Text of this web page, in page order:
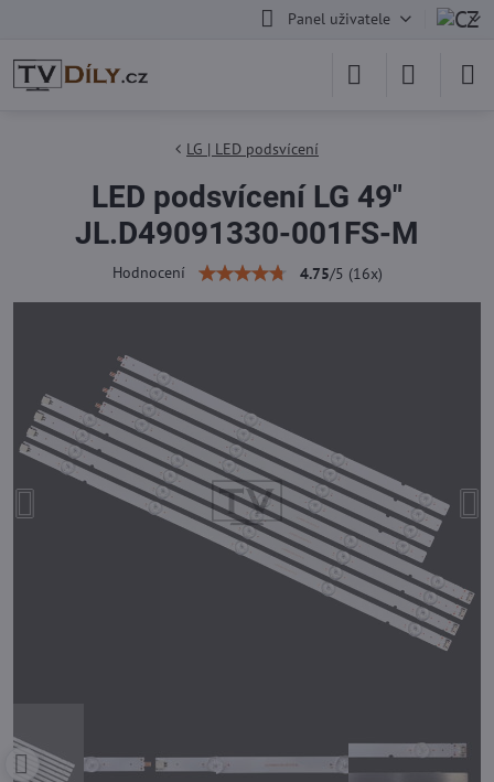
Panel uživatele
LG | LED podsvícení
LED podsvícení LG 49"
JL.D49091330-001FS-M
Hodnocení 4.75/5 (16x)